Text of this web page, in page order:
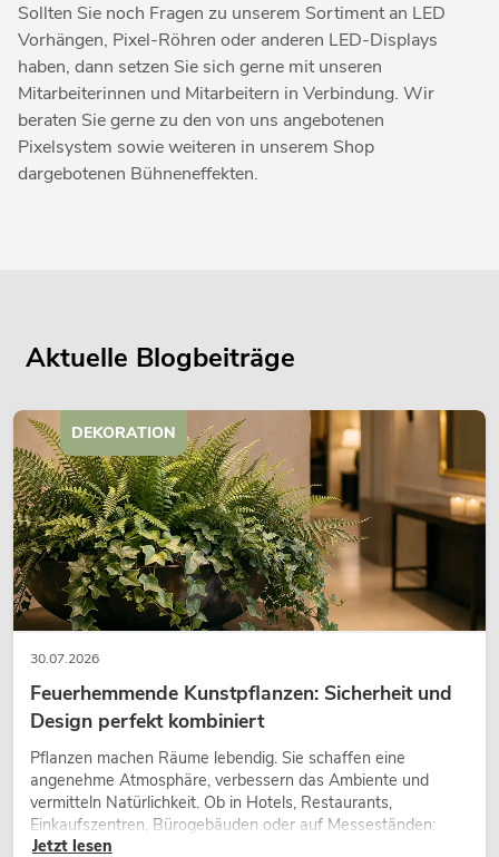
Sollten Sie noch Fragen zu unserem Sortiment an LED
Vorhängen, Pixel-Röhren oder anderen LED-Displays
haben, dann setzen Sie sich gerne mit unseren
Mitarbeiterinnen und Mitarbeitern in Verbindung. Wir
beraten Sie gerne zu den von uns angebotenen
Pixelsystem sowie weiteren in unserem Shop
dargebotenen Bühneneffekten.
Aktuelle Blogbeiträge
30.07.2026
Feuerhemmende Kunstpflanzen: Sicherheit und
Design perfekt kombiniert
Pflanzen machen Räume lebendig. Sie schaffen eine
angenehme Atmosphäre, verbessern das Ambiente und
vermitteln Natürlichkeit. Ob in Hotels, Restaurants,
Einkaufszentren, Bürogebäuden oder auf Messeständen:
eine hochwertige Begrünung gehört heute längst zum
Jetzt lesen
DEKORATION